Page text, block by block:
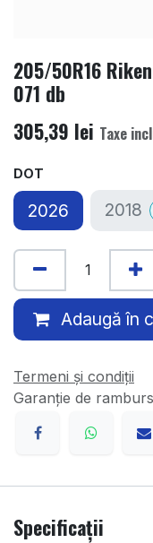
205/50R16
071 db
305,39 lei Taxe
DOT
2026 2018
Adaugă în
Termeni și condiții
Garanție de
Specificații